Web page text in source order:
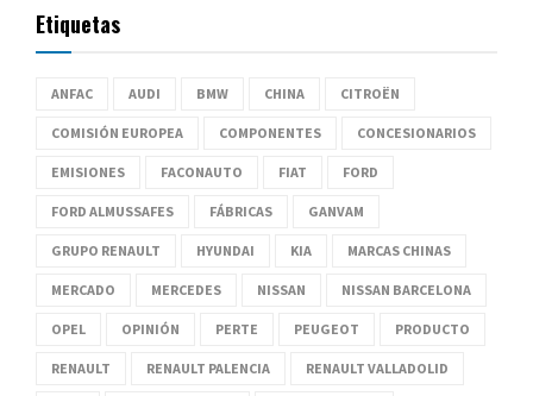
Etiquetas
ANFAC AUDI BMW CHINA CITROËN
COMISIÓN EUROPEA COMPONENTES CONCESIONARIOS
EMISIONES FACONAUTO FIAT FORD
FORD ALMUSSAFES FÁBRICAS GANVAM
GRUPO RENAULT HYUNDAI KIA MARCAS CHINAS
MERCADO MERCEDES NISSAN NISSAN BARCELONA
OPEL OPINIÓN PERTE PEUGEOT PRODUCTO
RENAULT RENAULT PALENCIA RENAULT VALLADOLID